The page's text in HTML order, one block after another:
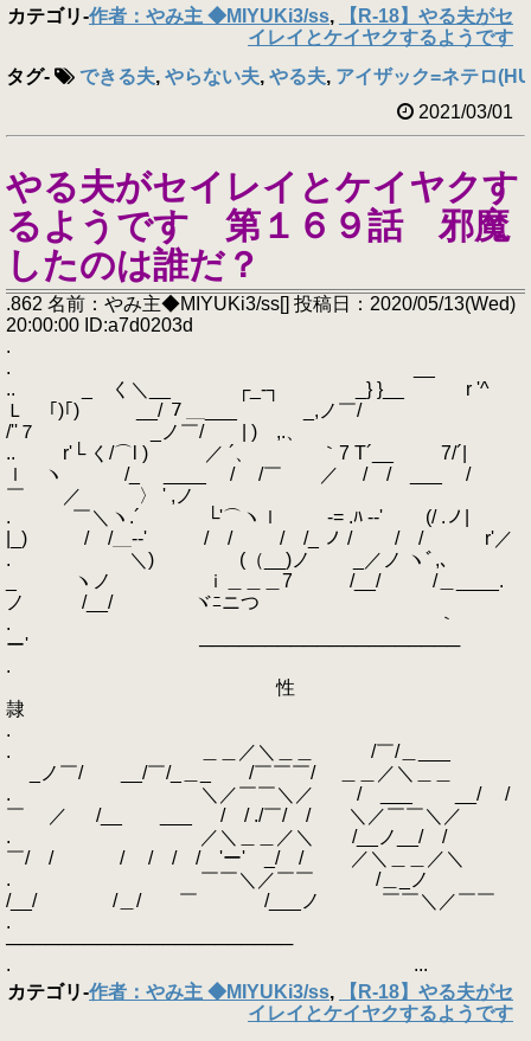
カテゴリ-作者：やみ主 ◆MIYUKi3/ss,
【R-18】やる夫がセ
イレイとケイヤクするようです
タグ- できる夫, やらない夫, やる夫, アイザック=ネテロ
2021/03/01
やる夫がセイレイとケイヤクす
るようです 第１６９話 邪魔
したのは誰だ？
.862 名前：やみ主◆MIYUKi3/ss[] 投稿日：2020/05/13(Wed)
20:00:00 ID:a7d0203d
.
. __
.. _ く＼__ ┌_‐┐ _} }__ r '^
Ｌ ｢)｢) __/ ７＿___ _,ノ￣/
/''７ _ノ￣/ | ) ,.、
.. r'└ く/⌒l ) ／ ´、 ｀7 T´__ 7/´|
ｌ ヽ /_ ____ / /￣ ／ / / ___ /
￣ ／ 〉 ' ,ノ
. ￣＼ヽ.´ └'⌒ヽｌ -= .ﾊ -‐' (/ .ノ|
|_) / /＿--' ￣/ / / /_ ノ / ￣/ / r'／
. ＼) (（__)ノ _／ノ ヽﾞ,､
_ ヽノ ｉ＿＿＿7 /__/ /＿____.
ノ /__/ ヾﾆニつ
. ｀
ー' ────────────────────
.
性
隷
.
. ＿＿／＼＿＿ /￣/＿___
_ノ￣/ __/￣/_＿_ /￣￣￣/ ＿＿／＼＿＿
. ＼／￣￣＼／ / ___ __/ /
￣ ／ /__ ___ / / ./￣/ / ＼／￣￣＼／
. ／＼＿＿／＼ /__ノ__/ /
￣/ / / / / / 'ー' _/ / ／＼＿＿／＼
. ￣￣＼／￣￣ /＿_ノ
/__/ /＿/ ￣ /___ノ ￣￣＼／￣￣
.
──────────────────────
. ...
カテゴリ-作者：やみ主 ◆MIYUKi3/ss,
【R-18】やる夫がセ
イレイとケイヤクするようです